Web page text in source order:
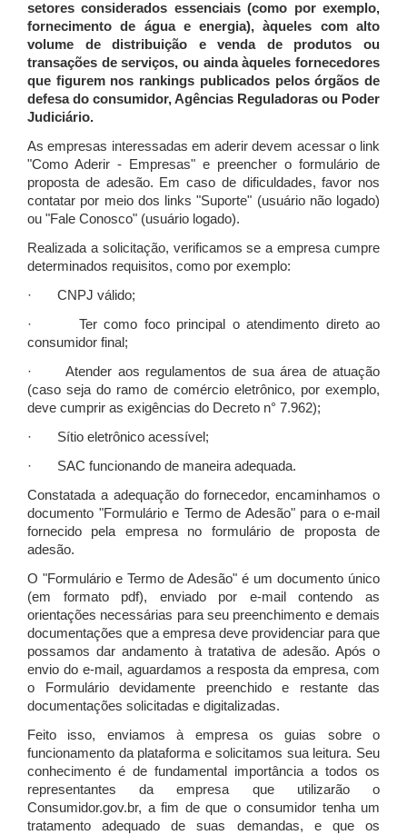
setores considerados essenciais (como por exemplo,
fornecimento de água e energia), àqueles com alto
volume de distribuição e venda de produtos ou
transações de serviços, ou ainda àqueles fornecedores
que figurem nos rankings publicados pelos órgãos de
defesa do consumidor, Agências Reguladoras ou Poder
Judiciário.
As empresas interessadas em aderir devem acessar o link
"Como Aderir - Empresas" e preencher o formulário de
proposta de adesão. Em caso de dificuldades, favor nos
contatar por meio dos links "Suporte" (usuário não logado)
ou "Fale Conosco" (usuário logado).
Realizada a solicitação, verificamos se a empresa cumpre
determinados requisitos, como por exemplo:
· CNPJ válido;
· Ter como foco principal o atendimento direto ao
consumidor final;
· Atender aos regulamentos de sua área de atuação
(caso seja do ramo de comércio eletrônico, por exemplo,
deve cumprir as exigências do Decreto n° 7.962);
· Sítio eletrônico acessível;
· SAC funcionando de maneira adequada.
Constatada a adequação do fornecedor, encaminhamos o
documento "Formulário e Termo de Adesão" para o e-mail
fornecido pela empresa no formulário de proposta de
adesão.
O "Formulário e Termo de Adesão" é um documento único
(em formato pdf), enviado por e-mail contendo as
orientações necessárias para seu preenchimento e demais
documentações que a empresa deve providenciar para que
possamos dar andamento à tratativa de adesão. Após o
envio do e-mail, aguardamos a resposta da empresa, com
o Formulário devidamente preenchido e restante das
documentações solicitadas e digitalizadas.
Feito isso, enviamos à empresa os guias sobre o
funcionamento da plataforma e solicitamos sua leitura. Seu
conhecimento é de fundamental importância a todos os
representantes da empresa que utilizarão o
Consumidor.gov.br, a fim de que o consumidor tenha um
tratamento adequado de suas demandas, e que os